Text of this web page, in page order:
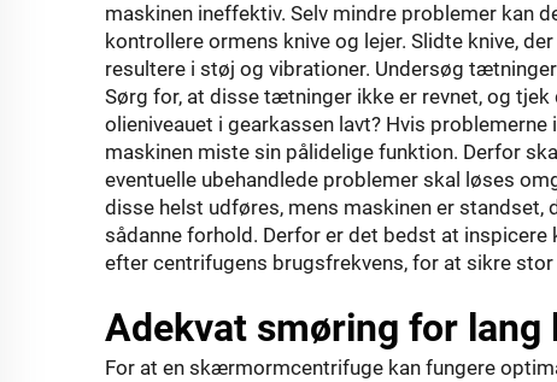
maskinen ineffektiv. Selv mindre problemer
kontrollere ormens knive og lejer. Slidte knive,
resultere i støj og vibrationer. Undersøg
Sørg for, at disse tætninger ikke er revnet, og
olieniveauet i gearkassen lavt? Hvis
maskinen miste sin pålidelige funktion. Derfor
eventuelle ubehandlede problemer skal løses
disse helst udføres, mens maskinen er
sådanne forhold. Derfor er det bedst at
efter centrifugens brugsfrekvens, for at sikre
Adekvat smøring for lang
For at en skærmormcentrifuge kan fungere